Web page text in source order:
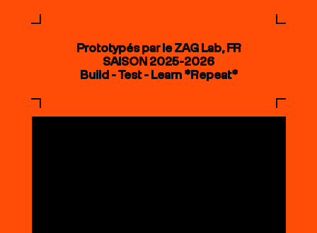
Prototypés par le ZAG Lab, FR
SAISON 2025-2026
Build - Test - Learn *Repeat*